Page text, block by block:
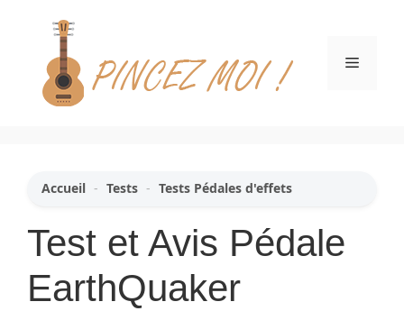
contenu
Menu
Accueil - Tests - Tests Pédales d'effets
Test et Avis Pédale
EarthQuaker